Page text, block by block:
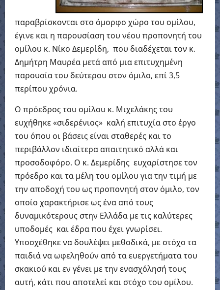
παραβρίσκονται στο όμορφο χώρο του ομίλου,
έγινε και η παρουσίαση του νέου προπονητή του
ομίλου κ. Νίκο Δεμερίδη, που διαδέχεται τον κ.
Δημήτρη Μαυρέα μετά από μια επιτυχημένη
παρουσία του δεύτερου στον όμιλο, επί 3,5
περίπου χρόνια.
Ο πρόεδρος του ομίλου κ. Μιχελάκης του
ευχήθηκε «σιδερένιος» καλή επιτυχία στο έργο
του όπου οι βάσεις είναι σταθερές και το
περιβάλλον ιδιαίτερα απαιτητικό αλλά και
προσοδοφόρο. Ο κ. Δεμερίδης ευχαρίστησε τον
πρόεδρο και τα μέλη του ομίλου για την τιμή με
την αποδοχή του ως προπονητή στον όμιλο, τον
οποίο χαρακτήρισε ως ένα από τους
δυναμικότερους στην Ελλάδα με τις καλύτερες
υποδομές και έδρα που έχει γνωρίσει.
Υποσχέθηκε να δουλέψει μεθοδικά, με στόχο τα
παιδιά να ωφεληθούν από τα ευεργετήματα του
σκακιού και εν γένει με την ενασχόλησή τους
αυτή, κάτι που αποτελεί και στόχο του ομίλου.